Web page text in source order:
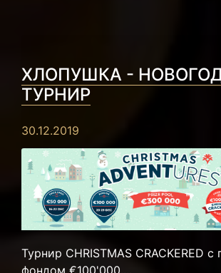
ХЛОПУШКА -
ТУРНИР
30.12.2019
Турнир CHRISTMAS CRACKERED с